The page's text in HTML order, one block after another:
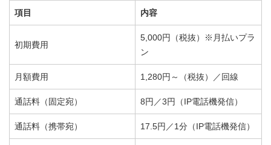
項目 内容
初期費用
5,000円（税抜）※月払いプラ
ン
月額費用 1,280円～（税抜）／回線
通話料（固定宛） 8円／3円（IP電話機発信）
通話料（携帯宛） 17.5円／1分（IP電話機発信）